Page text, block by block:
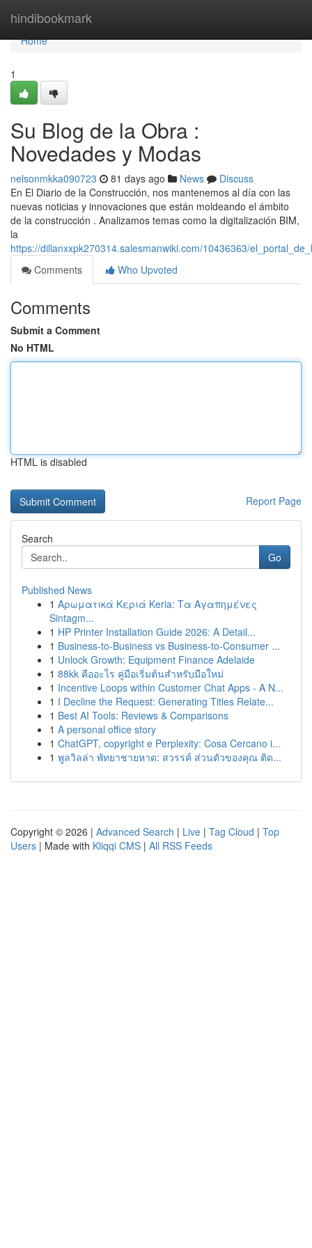
hindibookmark
Home
Home
1
Su Blog de la Obra :
Novedades y Modas
nelsonmkka090723 81 days ago News
Discuss
En El Diario de la Construcción, nos mantenemos al día con las
nuevas noticias y innovaciones que están moldeando el ámbito
de la construcción . Analizamos temas como la digitalización BIM,
la
https://dillanxxpk270314.salesmanwiki.com/10436363/
Comments
Who Upvoted
Comments
Submit a Comment
No HTML
HTML is disabled
Report Page
Search
Go
Published News
1 Αρωματικά Κεριά Keria: Τα Αγαπημένες
Sintagm...
1 HP Printer Installation Guide 2026: A Detail...
1 Business-to-Business vs Business-to-Consumer ...
1 Unlock Growth: Equipment Finance Adelaide
1 88kk คืออะไร คู่มือเริ่มต้นสำหรับมือใหม่
1 Incentive Loops within Customer Chat Apps - A N...
1 I Decline the Request: Generating Titles Relate...
1 Best AI Tools: Reviews & Comparisons
1 A personal office story
1 ChatGPT, copyright e Perplexity: Cosa Cercano i...
1 พูลวิลล่า พัทยาชายหาด: สวรรค์ ส่วนตัวของคุณ ติด...
Copyright © 2026 | Advanced Search | Live | Tag Cloud | Top
Users | Made with Kliqqi CMS | All RSS Feeds